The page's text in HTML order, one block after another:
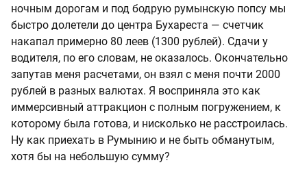
ночным дорогам и под бодрую румынскую попсу мы
быстро долетели до центра Бухареста — счетчик
накапал примерно 80 леев (1300 рублей). Сдачи у
водителя, по его словам, не оказалось. Окончательно
запутав меня расчетами, он взял с меня почти 2000
рублей в разных валютах. Я восприняла это как
иммерсивный аттракцион с полным погружением, к
которому была готова, и нисколько не расстроилась.
Ну как приехать в Румынию и не быть обманутым,
хотя бы на небольшую сумму?